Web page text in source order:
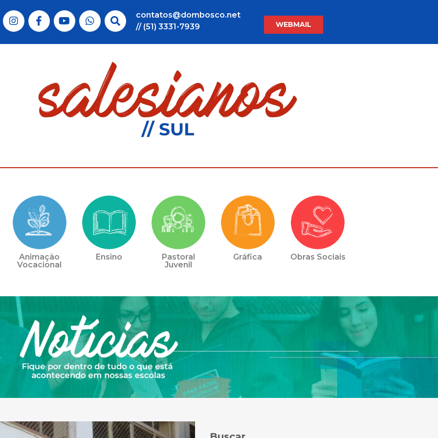
contatos@dombosco.net
// (51) 3331-7939
WEBMAIL
Animação
Vocacional
Ensino
Pastoral
Juvenil
Gráfica Obras Sociais